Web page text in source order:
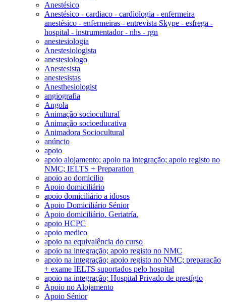
Anestésico
Anestésico - cardiaco - cardiologia - enfermeira
anestésico - enfermeiras - entrevista Skype - esfrega -
hospital - instrumentador - nhs - rgn
anestesiologia
Anestesiologista
anestesiologo
Anestesista
anestesistas
Anesthesiologist
angiografia
Angola
Animação sociocultural
Animação socioeducativa
Animadora Sociocultural
anúncio
apoio
apoio alojamento; apoio na integração; apoio registo no
NMC; IELTS + Preparation
apoio ao domicilio
Apoio domiciliário
apoio domiciliário a idosos
Apoio Domiciliário Sénior
Apoio domiciliário. Geriatría.
apoio HCPC
apoio medico
apoio na equivalência do curso
apoio na integração; apoio registo no NMC
apoio na integração; apoio registo no NMC; preparação
+ exame IELTS suportados pelo hospital
apoio na integração; Hospital Privado de prestígio
Apoio no Alojamento
Apoio Sénior